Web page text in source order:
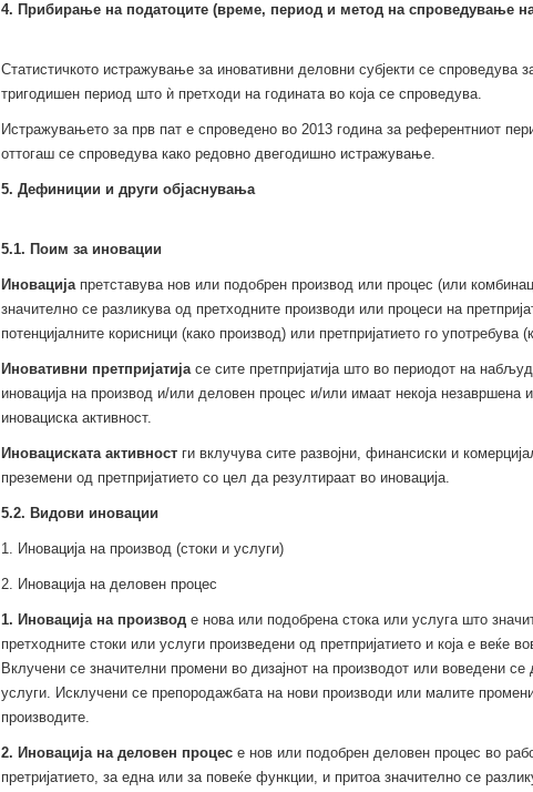
4. Прибирање на податоците (време, период и метод на спроведување
Статистичкото истражување за иновативни деловни субјекти се спроведува
тригодишен период што ѝ претходи на годината во која се спроведува.
Истражувањето за прв пат е спроведено во 2013 година за референтниот
оттогаш се спроведува како редовно двегодишно истражување.
5. Дефиниции и други објаснувања
5.1. Поим за иновации
Иновацијапретставува нов или подобрен производ или процес (или
значително се разликува од претходните производи или процеси на
потенцијалните корисници (како производ) или претпријатието го употребува
Иновативни претпријатијасе сите претпријатија што во периодот на
иновација на производ и/или деловен процес и/или имаат некоја незавршена
иновациска активност.
Иновациската активностги вклучува сите развојни, финансиски и
преземени од претпријатието со цел да резултираат во иновација.
5.2. Видови иновации
1. Иновација на производ (стоки и услуги)
2. Иновација на деловен процес
1. Иновација на производ е нова или подобрена стока или услуга што
претходните стоки или услуги произведени од претпријатието и која е веќе
Вклучени се значителни промени во дизајнот на производот или воведени се
услуги. Исклучени се препородажбата на нови производи или малите
производите.
2. Иновација на деловен процесе нов или подобрен деловен процес во
претријатието, за една или за повеќе функции, и притоа значително се